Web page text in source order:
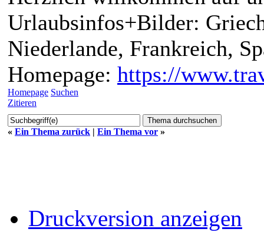
Urlaubsinfos+Bilder:
Niederlande, Frankreich,
Homepage: https://
Homepage Suchen
Zitieren
« Ein Thema zurück | Ein Thema vor »
Druckversion anzeigen